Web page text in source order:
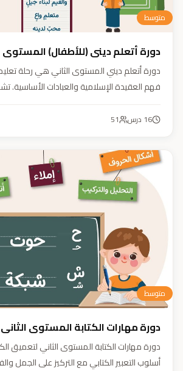
متوسط
دورة أتعلم ديني (للأطفال) المستوى
دورة أتعلم ديني المستوى الثاني هي رحلة
فهم العقيدة الإسلامية والعبادات الأساسية.
وتربية أبنائنا تربية إيمانية وأخلاقية وعلمية
16 درس 51
متوسط
دورة مهارات الكتابة المستوى الثاني
دورة مهارات الكتابة المستوى الثاني لتعميق
أسلوب التعبير الكتابي مع التركيز على الجمل